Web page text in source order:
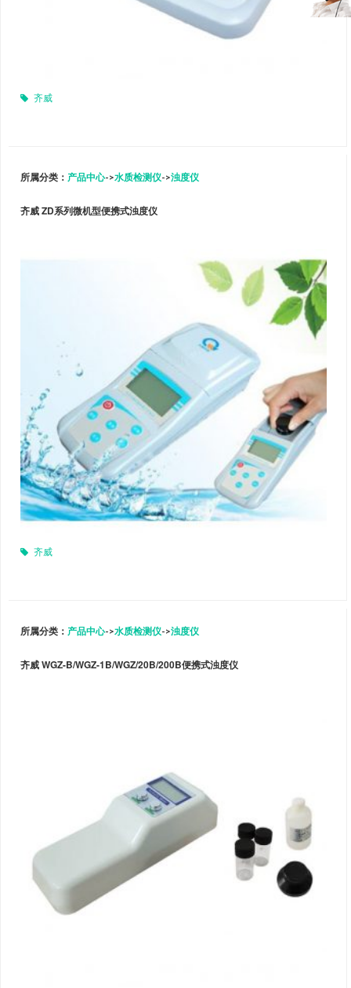
齐威
所属分类： 产品中心->水质检测仪->浊度仪
齐威 ZD系列微机型便携式浊度仪
齐威
所属分类： 产品中心->水质检测仪->浊度仪
齐威 WGZ-B/WGZ-1B/WGZ/20B/200B便携式浊度仪